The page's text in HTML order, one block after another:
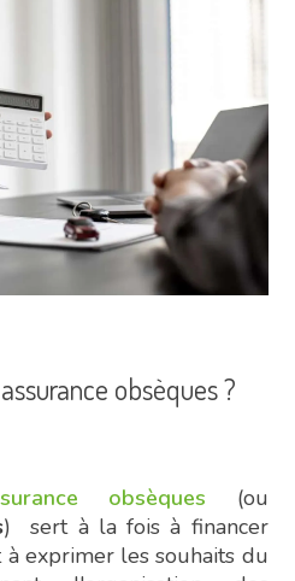
obsèques ?
obsèques (ou
) sert à la fois à financer
à exprimer les souhaits du